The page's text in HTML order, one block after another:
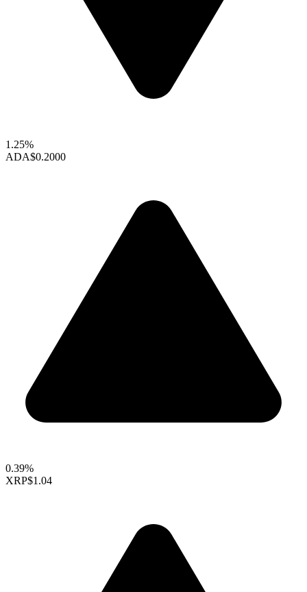
1.25%
ADA$0.2000
0.39%
XRP$1.04